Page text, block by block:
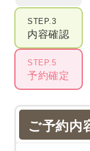
STEP.3
内容確認
STEP.5
予約確定
ご予約内